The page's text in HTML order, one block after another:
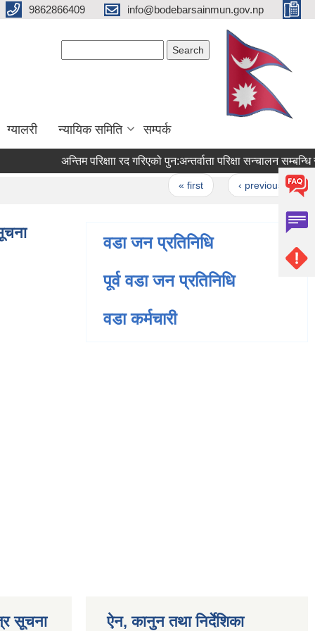
9862866409 info@bodebarsainmun.gov.np
ग्यालरी न्यायिक समिति सम्पर्क
अन्तिम परिक्षाा रद गरिएको पुन‍‌‌:अन्तर्वाता परिक्षा सन्चालन सम्बन्धि
« first ‹ previous …
वडा जन प्रतिनिधि
पूर्व वडा जन प्रतिनिधि
वडा कर्मचारी
सूचना ऐन, कानुन तथा निर्देशिका